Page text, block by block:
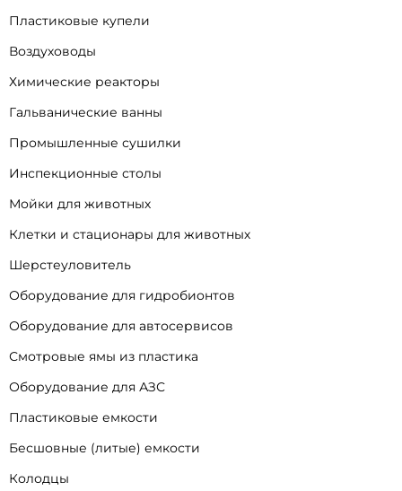
Пластиковые купели
Воздуховоды
Химические реакторы
Гальванические ванны
Промышленные сушилки
Инспекционные столы
Мойки для животных
Клетки и стационары для животных
Шерстеуловитель
Оборудование для гидробионтов
Оборудование для автосервисов
Смотровые ямы из пластика
Оборудование для АЗС
Пластиковые емкости
Бесшовные (литые) емкости
Колодцы